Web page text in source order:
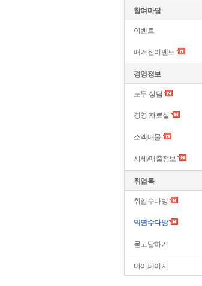
참여마당
이벤트
매거진이벤트
경영정보
노무 상담
경영 자료실
소액매물
시세/매출정보
취업톡
취업수다방
익명수다방
묻고답하기
마이페이지